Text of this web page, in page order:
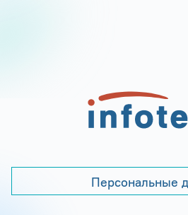
Персональные